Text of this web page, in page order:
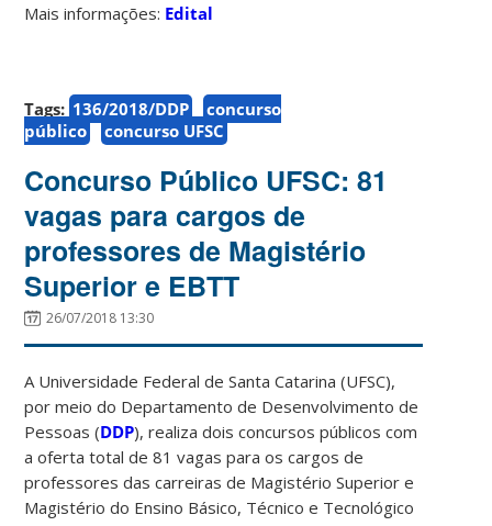
Mais informações: Edital
Tags: 136/2018/DDP
concurso
público
concurso UFSC
Concurso Público UFSC: 81
vagas para cargos de
professores de Magistério
Superior e EBTT
26/07/2018 13:30
A Universidade Federal de Santa Catarina (UFSC),
por meio do Departamento de Desenvolvimento de
Pessoas (DDP), realiza dois concursos públicos com
a oferta total de 81 vagas para os cargos de
professores das carreiras de Magistério Superior e
Magistério do Ensino Básico, Técnico e Tecnológico